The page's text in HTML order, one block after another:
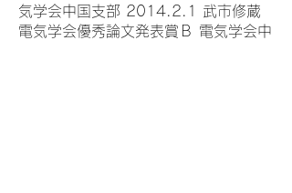
気学会中国支部 2014.2.1 武市修蔵
電気学会優秀論文発表賞Ｂ 電気学会中